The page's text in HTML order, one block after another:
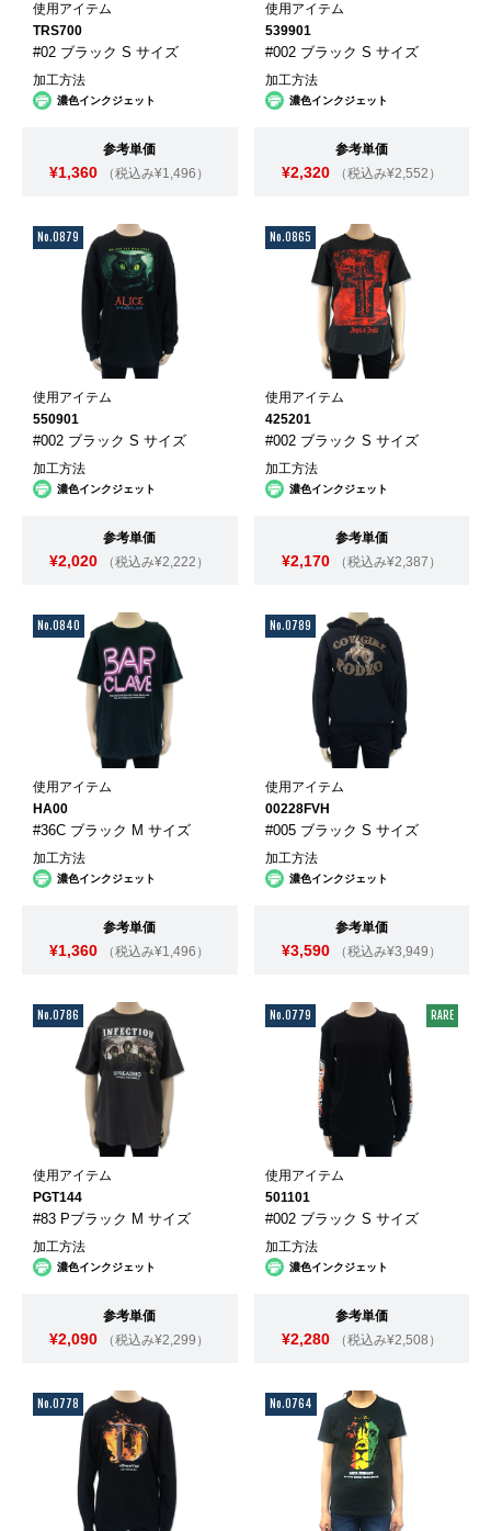
使用アイテム
TRS700
#02 ブラック S サイズ
加工方法
濃色インクジェット
参考単価
¥1,360 （税込み¥1,496）
使用アイテム
539901
#002 ブラック S サイズ
加工方法
濃色インクジェット
参考単価
¥2,320 （税込み¥2,552）
No.0879
使用アイテム
550901
#002 ブラック S サイズ
加工方法
濃色インクジェット
参考単価
¥2,020 （税込み¥2,222）
No.0865
使用アイテム
425201
#002 ブラック S サイズ
加工方法
濃色インクジェット
参考単価
¥2,170 （税込み¥2,387）
No.0840
使用アイテム
HA00
#36C ブラック M サイズ
加工方法
濃色インクジェット
参考単価
¥1,360 （税込み¥1,496）
No.0789
使用アイテム
00228FVH
#005 ブラック S サイズ
加工方法
濃色インクジェット
参考単価
¥3,590 （税込み¥3,949）
No.0786
使用アイテム
PGT144
#83 Pブラック M サイズ
加工方法
濃色インクジェット
参考単価
¥2,090 （税込み¥2,299）
No.0779 RARE
使用アイテム
501101
#002 ブラック S サイズ
加工方法
濃色インクジェット
参考単価
¥2,280 （税込み¥2,508）
No.0778 No.0764